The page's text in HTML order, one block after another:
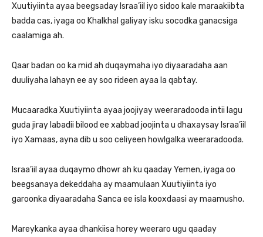
Xuutiyiinta ayaa beegsaday Israa’iil iyo sidoo kale maraakiibta
badda cas, iyaga oo Khalkhal galiyay isku socodka ganacsiga
caalamiga ah.
Qaar badan oo ka mid ah duqaymaha iyo diyaaradaha aan
duuliyaha lahayn ee ay soo rideen ayaa la qabtay.
Mucaaradka Xuutiyiinta ayaa joojiyay weeraradooda intii lagu
guda jiray labadii bilood ee xabbad joojinta u dhaxaysay Israa’iil
iyo Xamaas, ayna dib u soo celiyeen howlgalka weeraradooda.
Israa’iil ayaa duqaymo dhowr ah ku qaaday Yemen, iyaga oo
beegsanaya dekeddaha ay maamulaan Xuutiyiinta iyo
garoonka diyaaradaha Sanca ee isla kooxdaasi ay maamusho.
Mareykanka ayaa dhankiisa horey weeraro ugu qaaday